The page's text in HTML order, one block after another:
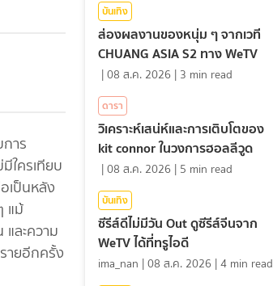
าร
ใครเทียบ
เป็นหลัง
แม้
ละความ
ายอีกครั้ง
บันเทิง
ส่องผลงานของหนุ่ม ๆ จากเวที
CHUANG ASIA S2 ทาง WeTV
|08 ส.ค. 2026 | 3 min read
ดารา
วิเคราะห์เสน่ห์และการเติบโตของ
kit connor ในวงการฮอลลีวูด
|08 ส.ค. 2026 | 5 min read
บันเทิง
ซีรีส์ดีไม่มีวัน Out ดูซีรีส์จีนจาก
WeTV ได้ที่ทรูไอดี
ima_nan |08 ส.ค. 2026 |4 min read